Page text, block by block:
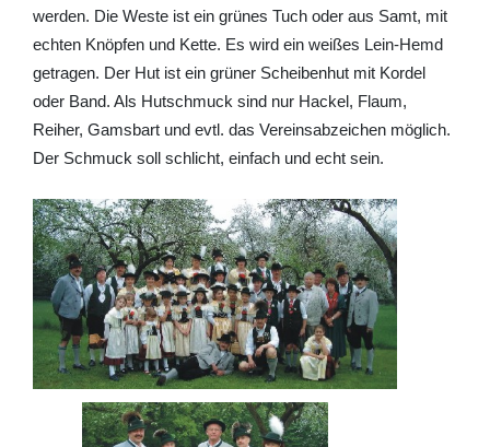
werden. Die Weste ist ein grünes Tuch oder aus Samt, mit
echten Knöpfen und Kette. Es wird ein weißes Lein-Hemd
getragen. Der Hut ist ein grüner Scheibenhut mit Kordel
oder Band. Als Hutschmuck sind nur Hackel, Flaum,
Reiher, Gamsbart und evtl. das Vereinsabzeichen möglich.
Der Schmuck soll schlicht, einfach und echt sein.